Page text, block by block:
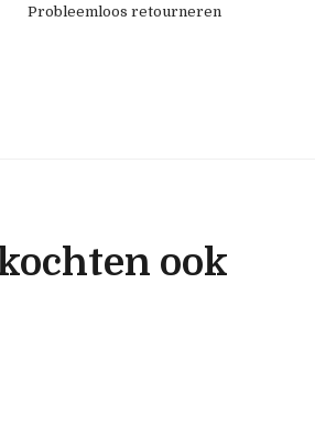
Probleemloos retourneren
ook